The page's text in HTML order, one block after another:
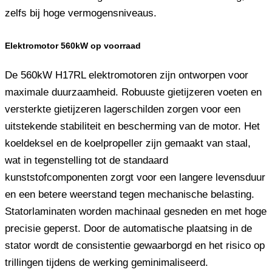
zelfs bij hoge vermogensniveaus.
Elektromotor 560kW op voorraad
De 560kW H17RL elektromotoren zijn ontworpen voor
maximale duurzaamheid. Robuuste gietijzeren voeten en
versterkte gietijzeren lagerschilden zorgen voor een
uitstekende stabiliteit en bescherming van de motor. Het
koeldeksel en de koelpropeller zijn gemaakt van staal,
wat in tegenstelling tot de standaard
kunststofcomponenten zorgt voor een langere levensduur
en een betere weerstand tegen mechanische belasting.
Statorlaminaten worden machinaal gesneden en met hoge
precisie geperst. Door de automatische plaatsing in de
stator wordt de consistentie gewaarborgd en het risico op
trillingen tijdens de werking geminimaliseerd.